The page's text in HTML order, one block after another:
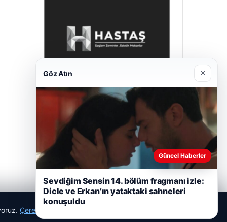
Hastaş Beton
Mayıs 26, 2026
Çerez Politikamız
Göz Atın ×
Güncel Haberler
Sevdiğim Sensin 14. bölüm fragmanı izle:
Dicle ve Erkan’ın yataktaki sahneleri
konuşuldu